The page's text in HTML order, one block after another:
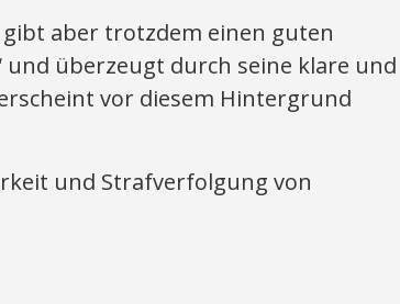
gibt aber trotzdem einen guten
und überzeugt durch seine klare und
vor diesem Hintergrund
und Strafverfolgung von